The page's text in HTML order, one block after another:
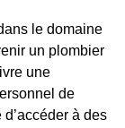
le domaine
un plombier
une
de
à des